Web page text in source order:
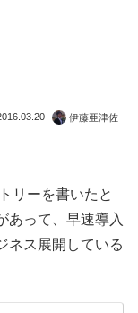
伊藤亜津佐
リーを書いたと
あって、早速導入
ネス展開している